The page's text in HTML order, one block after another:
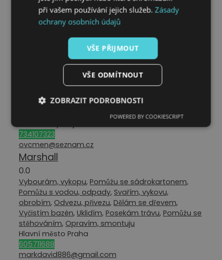
720732890
adamszik@seznam.cz
Přemek.podlaha
Stavba a rekonstrukce ,Vybourám, vykopu
se zedničinou,Pomůžu se střechou,Pomůžu se
Pomůžu s tesařinou
Vyvenčím, ostříhám mazlíčka,
zahrada ,Vymaluju Vyladím interiér, exteriér
Opravím, smontuju
734107323
ovcmen@seznam.cz
Marshall
0.0
Vybourám, vykopu, Pomůžu se sádrokartonem,
Pomůžu s vodou, odpady, Svařím, vykovu,
obrobím, Odvezu, přivezu, Dělám se dřevem,
Vyčistím bazén, Uklidím, Posekám trávu, Pomůžu se
stěhováním, Opravím, smontuju
Hlavní město Praha
605711688
markdavid886@gmail.com
při vašem používání jejich služeb.Zásady
ochrany osobních údajů
VŠE PŘIJMOUT
VŠE ODMÍTNOUT
ZOBRAZIT PODROBNOSTI
POWERED BY COOKIESCRIPT